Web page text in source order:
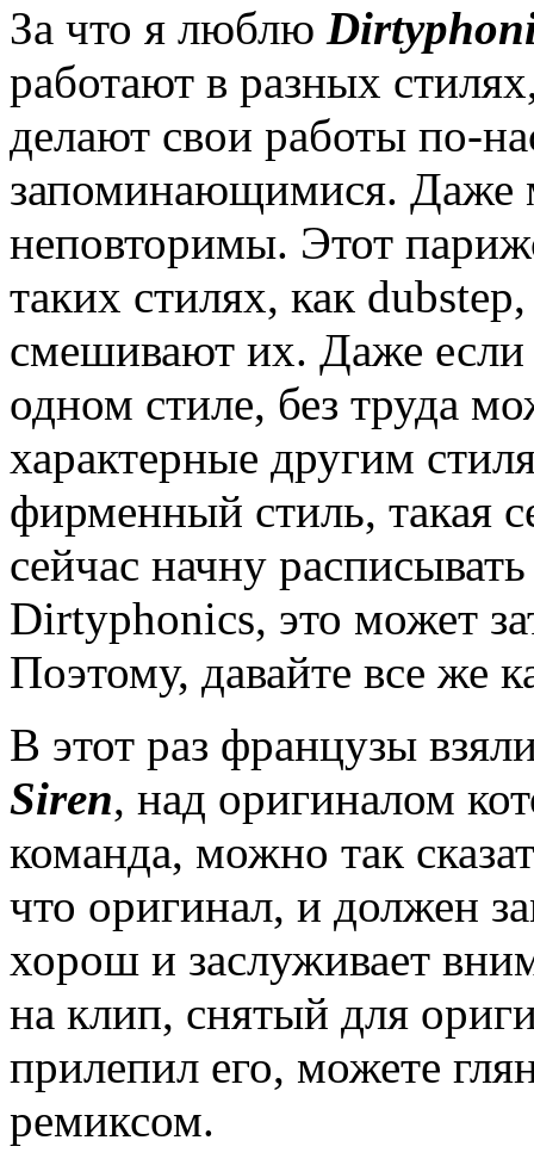
За что я люблю
работают в разных
делают свои работы по-
запоминающимися. Даже
неповторимы. Этот
таких стилях, как
смешивают их. Даже если
одном стиле, без труда
характерные другим
фирменный стиль, такая
сейчас начну
Dirtyphonics, это может
Поэтому, давайте все же
В этот раз французы
Siren, над оригиналом
команда, можно так
что оригинал, и должен
хорош и заслуживает
на клип, снятый для
прилепил его, можете
ремиксом.